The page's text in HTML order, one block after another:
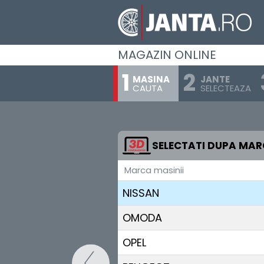
MAGAZIN ONLINE
MASINA
CAUTA
JANTE
SELECTEAZA
SELECTATI DUPA
Marca masinii
MAXUS
MAZDA
MERCEDES BENZ
MG
MITSUBISHI
NIO
NISSAN
OMODA
OPEL